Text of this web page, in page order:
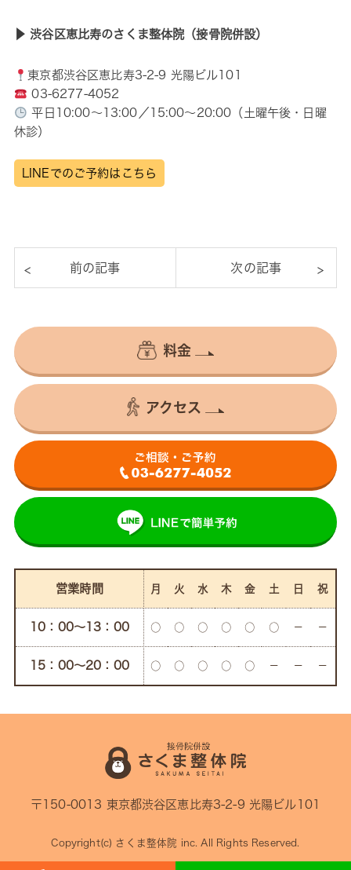
▶ 渋谷区恵比寿のさくま整体院（接骨院併設）
東京都渋谷区恵比寿3-2-9 光陽ビル101
03-6277-4052
平日10:00〜13:00／15:00〜20:00（土曜午後・日曜
休診）
LINEでのご予約はこちら
料金
アクセス
営業時間 月 火 水 木 金 土 日 祝
10：00〜13：00 ○ ○ ○ ○ ○ ○ － －
15：00〜20：00 ○ ○ ○ ○ ○ － － －
〒150-0013 東京都渋谷区恵比寿3-2-9 光陽ビル101
Copyright(c) さくま整体院 inc. All Rights Reserved.